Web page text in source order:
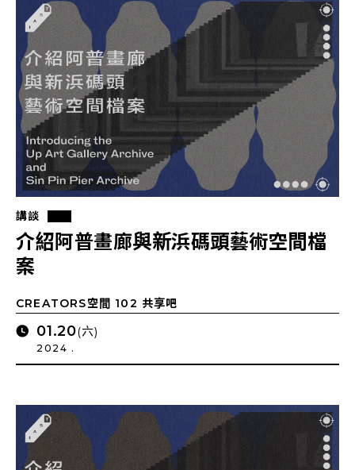
講談
介紹阿普畫廊與新浜碼頭藝術空間檔
案
CREATORS空間 102 共享吧
01.20(六)
2024 .